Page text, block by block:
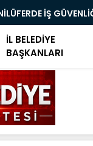
İŞ
EĞİTİMİ
İL BELEDİYE
BAŞKANLARI